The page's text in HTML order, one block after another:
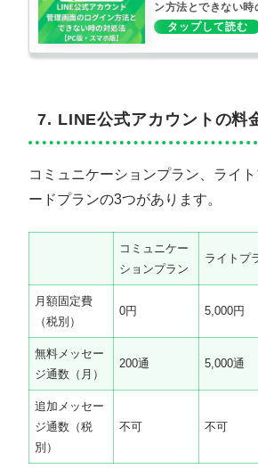
ン方法とできない時
スマホ版】
7. LINE公式アカウントの料
コミュニケーションプラン、ライ
ードプランの3つがあります。
コミュニケー
ションプラン
ライトプ
月額固定費
（税別）
0円 5,000円
無料メッセー
ジ通数（月）
200通 5,000通
追加メッセー
ジ通数（税
別）
不可 不可